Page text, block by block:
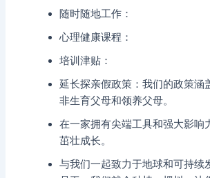
随时随地工作：
心理健康课程：
培训津贴：
延长探亲假政策：我们的政策涵
非生育父母和领养父母。
在一家拥有尖端工具和强大影响
茁壮成长。
与我们一起致力于地球和可持续